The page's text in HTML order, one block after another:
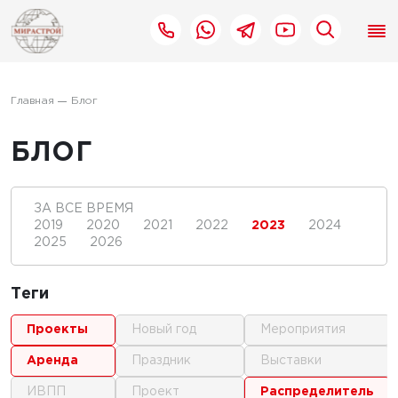
Главная Блог
БЛОГ
ЗА ВСЕ ВРЕМЯ
2019
2020 2021 2022 2023
2024
2025
2026
Теги
проекты
аренда
ИВПП
новый год
праздник
проект
мероприятия
выставки
распределитель